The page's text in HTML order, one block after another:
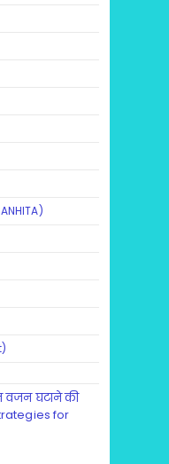
वजन घटाने की
for